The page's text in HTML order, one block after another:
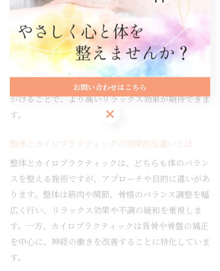
く、初めての方でも安心して受けられる点が魅力で
す。
施術後は、身体の変化を感じやすくなる一方で、稀に
一時的なだるさや眠気を感じることもあります。これ
は回復過程の一部であり、十分な水分補給や休息を心
がけることで、より高いリラックス効果が期待できま
す。
整体とカイロプラクティックの効果的な違いとは
整体とカイロプラクティックは、どちらも体のバラン
スを整える施術ですが、アプローチや目的に違いがあ
ります。整体は筋肉や関節、骨格のバランス調整を幅
広く行い、リラックス効果や不調の緩和を重視しま
す。一方、カイロプラクティックは背骨や骨盤の矯正
を中心に、神経の働きを改善することに特化していま
す。
お問い合わせはこちら
お問い合わせはこちら